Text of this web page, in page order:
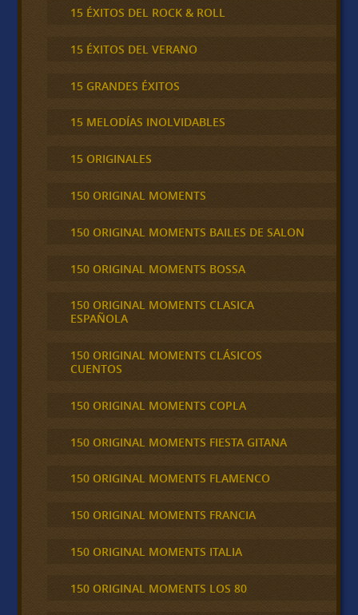
15 ÉXITOS DEL ROCK & ROLL
15 ÉXITOS DEL VERANO
15 GRANDES ÉXITOS
15 MELODÍAS INOLVIDABLES
15 ORIGINALES
150 ORIGINAL MOMENTS
150 ORIGINAL MOMENTS BAILES DE SALON
150 ORIGINAL MOMENTS BOSSA
150 ORIGINAL MOMENTS CLASICA
ESPAÑOLA
150 ORIGINAL MOMENTS CLÁSICOS
CUENTOS
150 ORIGINAL MOMENTS COPLA
150 ORIGINAL MOMENTS FIESTA GITANA
150 ORIGINAL MOMENTS FLAMENCO
150 ORIGINAL MOMENTS FRANCIA
150 ORIGINAL MOMENTS ITALIA
150 ORIGINAL MOMENTS LOS 80